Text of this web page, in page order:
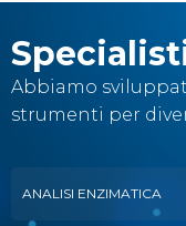
Abbiamo
strumenti per
ANALISI ENZIMATICA